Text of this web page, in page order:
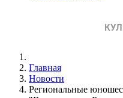
Главная
Новости
Региональные